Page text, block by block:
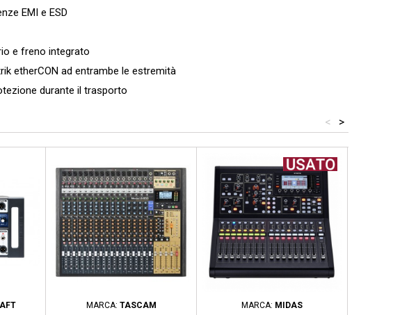
EMI e ESD
e freno integrato
etherCON ad entrambe le estremità
durante il trasporto
>
<
MARCA: TASCAM
- 645,00 €
MARCA: MIDAS